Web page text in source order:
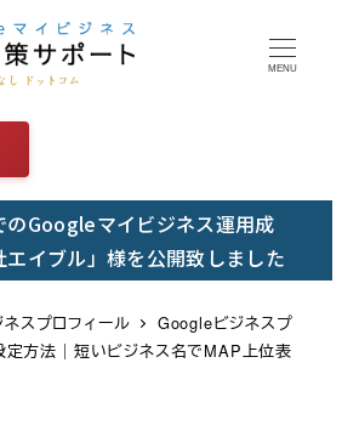
MENU
のGoogleマイビジネス運用成
イブル」様を公開致しました
スプロフィール
Googleビジネスプ
定方法｜短いビジネス名でMAP上位表